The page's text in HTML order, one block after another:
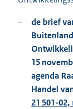
–
de brief
15
agenda
Handel
21 501-02,